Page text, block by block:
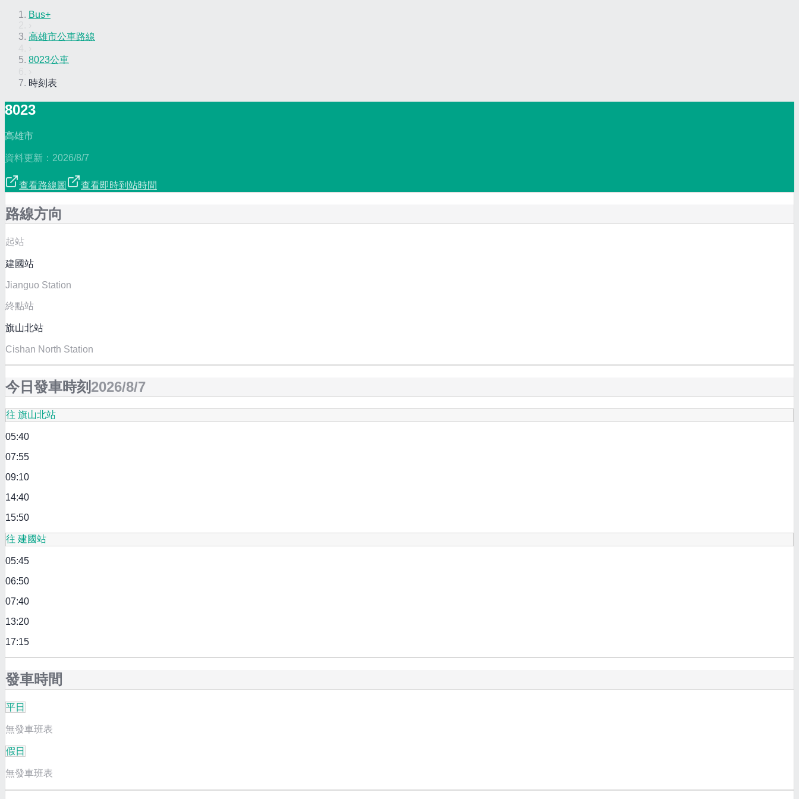
Bus+
高雄市公車路線
8023公車
時刻表
8023
高雄市
資料更新： 2026/8/7
查看路線圖 查看即時到站時間
路線方向
起站
建國站
Jianguo Station
終點站
旗山北站
Cishan North Station
今日發車時刻 2026/8/7
往 旗山北站
05:40
07:55
09:10
14:40
15:50
往 建國站
05:45
06:50
07:40
13:20
17:15
發車時間
平日
無發車班表
假日
無發車班表